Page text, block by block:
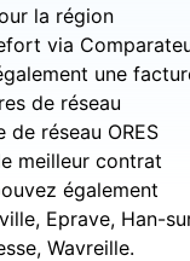
la région
via
une
de réseau
réseau ORES
meilleur contrat
également
Eprave, Han-
Wavreille.